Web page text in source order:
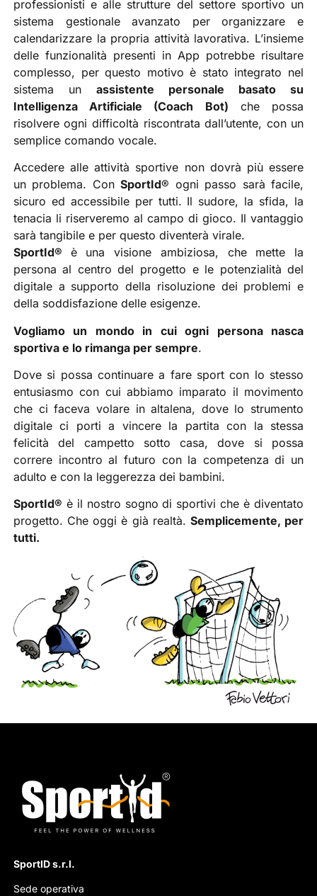
professionisti e alle strutture del settore sportivo un
sistema gestionale avanzato per organizzare e
calendarizzare la propria attività lavorativa. L’insieme
delle funzionalità presenti in App potrebbe risultare
complesso, per questo motivo è stato integrato nel
sistema un assistente personale basato su
Intelligenza Artificiale (Coach Bot) che possa
risolvere ogni difficoltà riscontrata dall’utente, con un
semplice comando vocale.
Accedere alle attività sportive non dovrà più essere
un problema. ConSportId® ogni passo sarà facile,
sicuro ed accessibile per tutti. Il sudore, la sfida, la
tenacia li riserveremo al campo di gioco. Il vantaggio
sarà tangibile e per questo diventerà virale.
SportId® è una visione ambiziosa, che mette la
persona al centro del progetto e le potenzialità del
digitale a supporto della risoluzione dei problemi e
della soddisfazione delle esigenze.
Vogliamo un mondo in cui ogni persona nasca
sportiva e lo rimanga per sempre.
Dove si possa continuare a fare sport con lo stesso
entusiasmo con cui abbiamo imparato il movimento
che ci faceva volare in altalena, dove lo strumento
digitale ci porti a vincere la partita con la stessa
felicità del campetto sotto casa, dove si possa
correre incontro al futuro con la competenza di un
adulto e con la leggerezza dei bambini.
SportId® è il nostro sogno di sportivi che è diventato
progetto. Che oggi è già realtà. Semplicemente, per
tutti.
SportID s.r.l.
Sede operativa